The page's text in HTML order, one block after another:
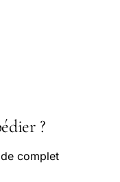
?
complet